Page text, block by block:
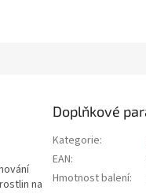
na
Doplňkové
Kategorie:
EAN:
Hmotnost balení: